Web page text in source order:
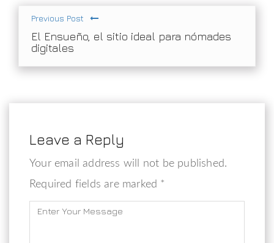
Previous Post
El Ensueño, el sitio ideal para nómades
digitales
Leave a Reply
Your email address will not be published.
Required fields are marked *